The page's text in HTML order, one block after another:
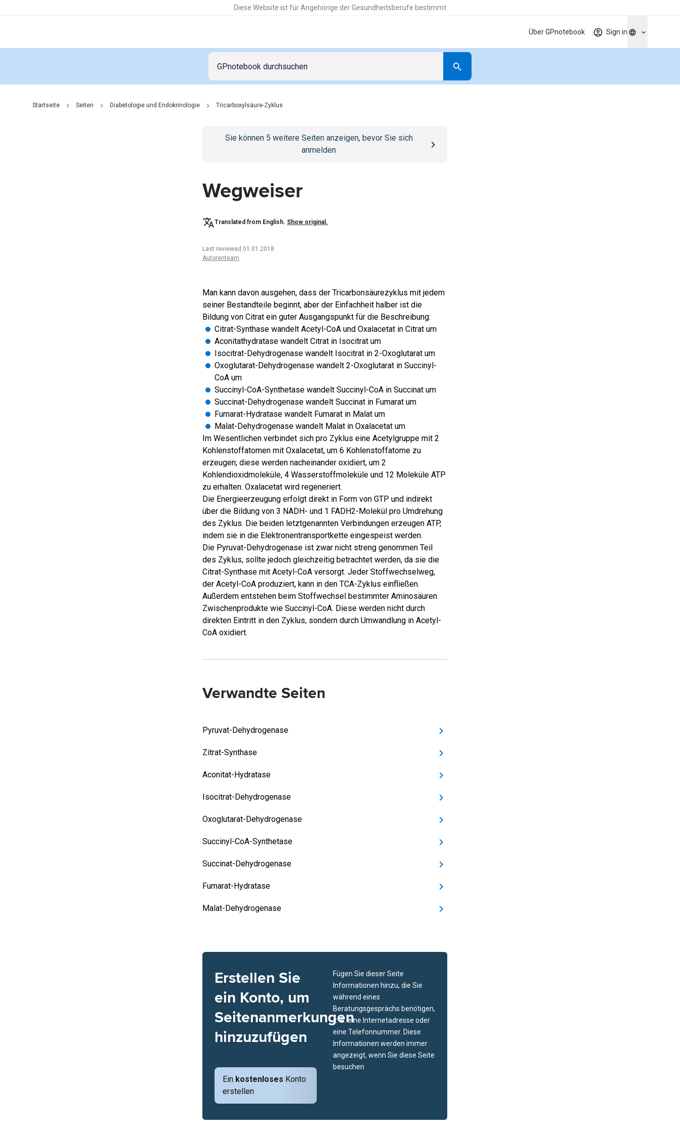
Diese Website ist für Angehörige der Gesundheitsberufe bestimmt
Über GPnotebook Sign in
Startseite Seiten Diabetologie und Endokrinologie Tricarboxylsäure-Zyklus
Go to/anmeldenpage
Sie können 5 weitere Seiten anzeigen, bevor Sie sich
anmelden
Wegweiser
Translated from English. Show original.
Last reviewed 01.01.2018
Autorenteam
Man kann davon ausgehen, dass der Tricarbonsäurezyklus mit jedem
seiner Bestandteile beginnt, aber der Einfachheit halber ist die
Bildung von Citrat ein guter Ausgangspunkt für die Beschreibung:
Citrat-Synthase wandelt Acetyl-CoA und Oxalacetat in Citrat um
Aconitathydratase wandelt Citrat in Isocitrat um
Isocitrat-Dehydrogenase wandelt Isocitrat in 2-Oxoglutarat um
Oxoglutarat-Dehydrogenase wandelt 2-Oxoglutarat in Succinyl-
CoA um
Succinyl-CoA-Synthetase wandelt Succinyl-CoA in Succinat um
Succinat-Dehydrogenase wandelt Succinat in Fumarat um
Fumarat-Hydratase wandelt Fumarat in Malat um
Malat-Dehydrogenase wandelt Malat in Oxalacetat um
Im Wesentlichen verbindet sich pro Zyklus eine Acetylgruppe mit 2
Kohlenstoffatomen mit Oxalacetat, um 6 Kohlenstoffatome zu
erzeugen; diese werden nacheinander oxidiert, um 2
Kohlendioxidmoleküle, 4 Wasserstoffmoleküle und 12 Moleküle ATP
zu erhalten. Oxalacetat wird regeneriert.
Die Energieerzeugung erfolgt direkt in Form von GTP und indirekt
über die Bildung von 3 NADH- und 1 FADH2-Molekül pro Umdrehung
des Zyklus. Die beiden letztgenannten Verbindungen erzeugen ATP,
indem sie in die Elektronentransportkette eingespeist werden.
Die Pyruvat-Dehydrogenase ist zwar nicht streng genommen Teil
des Zyklus, sollte jedoch gleichzeitig betrachtet werden, da sie die
Citrat-Synthase mit Acetyl-CoA versorgt. Jeder Stoffwechselweg,
der Acetyl-CoA produziert, kann in den TCA-Zyklus einfließen.
Außerdem entstehen beim Stoffwechsel bestimmter Aminosäuren
Zwischenprodukte wie Succinyl-CoA. Diese werden nicht durch
direkten Eintritt in den Zyklus, sondern durch Umwandlung in Acetyl-
CoA oxidiert.
Verwandte Seiten
Pyruvat-Dehydrogenase
Zitrat-Synthase
Aconitat-Hydratase
Isocitrat-Dehydrogenase
Oxoglutarat-Dehydrogenase
Succinyl-CoA-Synthetase
Succinat-Dehydrogenase
Fumarat-Hydratase
Malat-Dehydrogenase
Erstellen Sie
ein Konto, um
Seitenanmerkungen
hinzuzufügen
Ein kostenloses Konto
erstellen
Fügen Sie dieser Seite
Informationen hinzu, die Sie
während eines
Beratungsgesprächs benötigen,
z. B. eine Internetadresse oder
eine Telefonnummer. Diese
Informationen werden immer
angezeigt, wenn Sie diese Seite
besuchen